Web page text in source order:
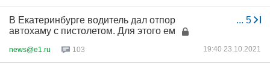
... 5
В Екатеринбурге водитель дал отпор
автохаму с пистолетом. Для этого ем
news@e1.ru 103 19:40 23.10.2021